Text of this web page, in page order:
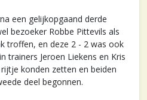
een gelijkopgaand derde
bezoeker Robbe Pittevils als
troffen, en deze 2 - 2 was ook
trainers Jeroen Liekens en Kris
konden zetten en beiden
deel begonnen.